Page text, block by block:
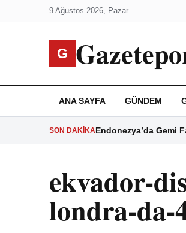
9 Ağustos 2026, Pazar
G
ANA SAYFA GÜNDEM
SON DAKIKAEndonezya’da Gemi
ekvador-
londra-da-